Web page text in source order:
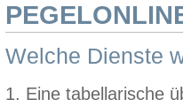
Welche Dienste
1. Eine tabellarische